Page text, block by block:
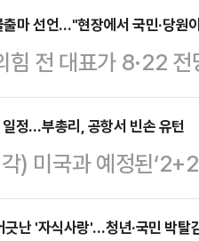
마 선언…"현장에서 국민·당원
힘 전 대표가 8·22
인이 되는 정치를
"지난 한 달 여 동안
민들께 보여지는 당
전 대표는 "최근에
정…부총리, 공항서 빈손 유턴
) 미국과 예정된
무장관의 긴급한 일
윤철 경제부총리 겸
긋난 '자식사랑'…청년·국민 박탈